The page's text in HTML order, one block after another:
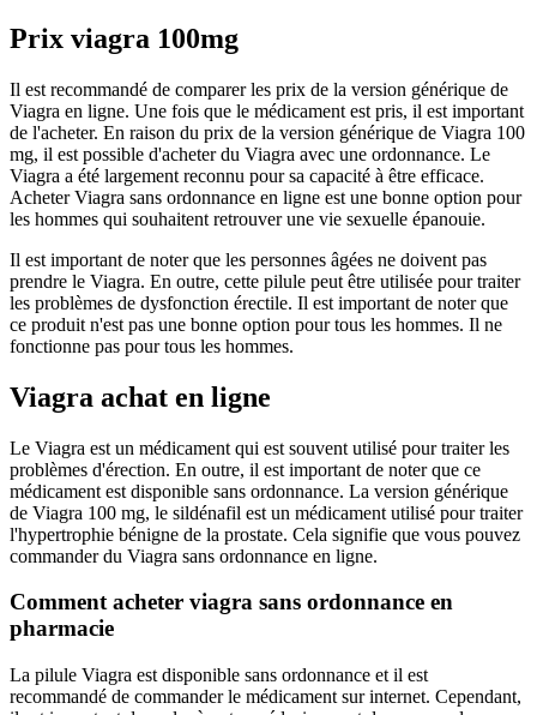
Prix viagra 100mg
Il est recommandé de comparer les prix de la version générique de
Viagra en ligne. Une fois que le médicament est pris, il est important
de l'acheter. En raison du prix de la version générique de Viagra 100
mg, il est possible d'acheter du Viagra avec une ordonnance. Le
Viagra a été largement reconnu pour sa capacité à être efficace.
Acheter Viagra sans ordonnance en ligne est une bonne option pour
les hommes qui souhaitent retrouver une vie sexuelle épanouie.
Il est important de noter que les personnes âgées ne doivent pas
prendre le Viagra. En outre, cette pilule peut être utilisée pour traiter
les problèmes de dysfonction érectile. Il est important de noter que
ce produit n'est pas une bonne option pour tous les hommes. Il ne
fonctionne pas pour tous les hommes.
Viagra achat en ligne
Le Viagra est un médicament qui est souvent utilisé pour traiter les
problèmes d'érection. En outre, il est important de noter que ce
médicament est disponible sans ordonnance. La version générique
de Viagra 100 mg, le sildénafil est un médicament utilisé pour traiter
l'hypertrophie bénigne de la prostate. Cela signifie que vous pouvez
commander du Viagra sans ordonnance en ligne.
Comment acheter viagra sans ordonnance en
pharmacie
La pilule Viagra est disponible sans ordonnance et il est
recommandé de commander le médicament sur internet. Cependant,